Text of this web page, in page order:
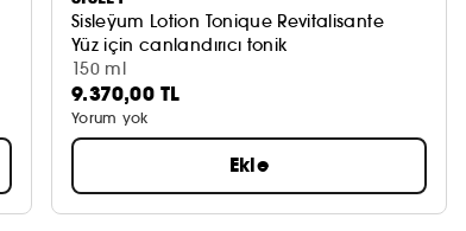
Sisleÿum Lotion Tonique Revitalisante
Yüz için canlandırıcı tonik
150 ml
9.370,00 TL
Yorum yok
Ekle